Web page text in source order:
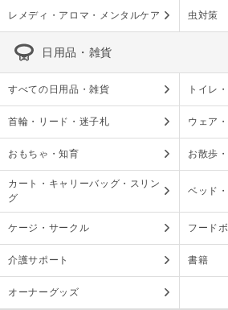
レメディ・アロマ・メンタルケア 虫対策
日用品・雑貨
すべての日用品・雑貨 トイレ
首輪・リード・迷子札 ウェア
おもちゃ・知育 お散歩
カート・キャリーバッグ・スリン
グ
ベッド
ケージ・サークル フード
介護サポート 書籍
オーナーグッズ